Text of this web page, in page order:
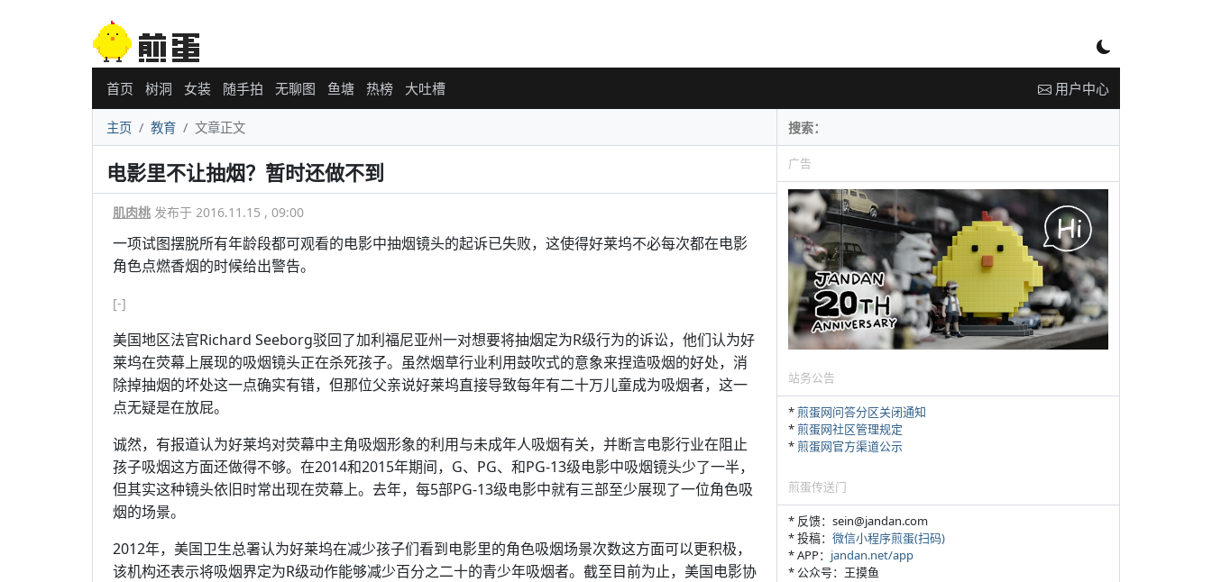
首页 树洞 女装 随手拍 无聊图 鱼塘 热榜 大吐槽 用户中心
主页 教育 文章正文
电影里不让抽烟？暂时还做不到
肌肉桃 发布于 2016.11.15 , 09:00
一项试图摆脱所有年龄段都可观看的电影中抽烟镜头的起诉已失败，这使得好莱坞不必每次都在电影
角色点燃香烟的时候给出警告。
[-]
美国地区法官Richard Seeborg驳回了加利福尼亚州一对想要将抽烟定为R级行为的诉讼，他们认为好
莱坞在荧幕上展现的吸烟镜头正在杀死孩子。虽然烟草行业利用鼓吹式的意象来捏造吸烟的好处，消
除掉抽烟的坏处这一点确实有错，但那位父亲说好莱坞直接导致每年有二十万儿童成为吸烟者，这一
点无疑是在放屁。
诚然，有报道认为好莱坞对荧幕中主角吸烟形象的利用与未成年人吸烟有关，并断言电影行业在阻止
孩子吸烟这方面还做得不够。在2014和2015年期间，G、PG、和PG-13级电影中吸烟镜头少了一半，
但其实这种镜头依旧时常出现在荧幕上。去年，每5部PG-13级电影中就有三部至少展现了一位角色吸
烟的场景。
2012年，美国卫生总署认为好莱坞在减少孩子们看到电影里的角色吸烟场景次数这方面可以更积极，
该机构还表示将吸烟界定为R级动作能够减少百分之二十的青少年吸烟者。截至目前为止，美国电影协
广告
站务公告
*煎蛋网问答分区关闭通知
*煎蛋网社区管理规定
*煎蛋网官方渠道公示
煎蛋传送门
* 反馈：sein@jandan.com
* 投稿： 微信小程序煎蛋(扫码)
* APP： jandan.net/app
* 公众号：王摸鱼